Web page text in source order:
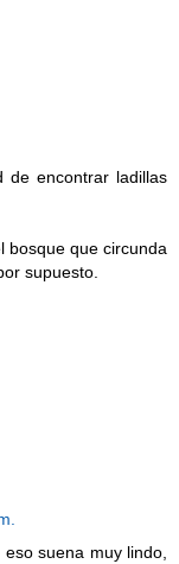
de encontrar ladillas
bosque que circunda
supuesto.
suena muy lindo,